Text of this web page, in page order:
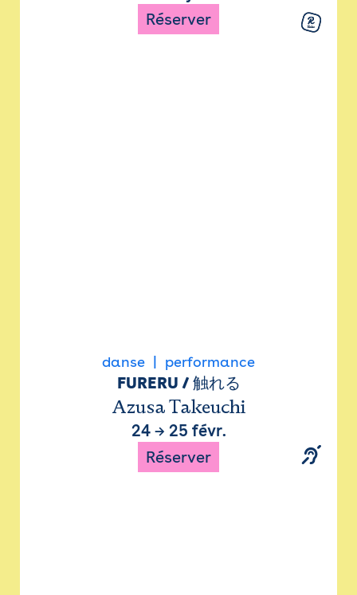
Réserver
danse performance
FURERU / 触れる
Azusa Takeuchi
24→ 25 févr.
Réserver